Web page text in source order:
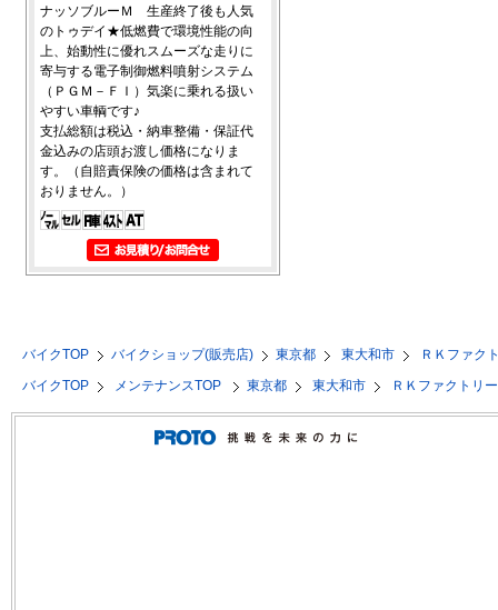
ナッソブルーＭ 生産終了後も人気
のトゥデイ★低燃費で環境性能の向
上、始動性に優れスムーズな走りに
寄与する電子制御燃料噴射システム
（ＰＧＭ－ＦＩ）気楽に乗れる扱い
やすい車輌です♪
支払総額は税込・納車整備・保証代
金込みの店頭お渡し価格になりま
す。（自賠責保険の価格は含まれて
おりません。）
バイクTOP バイクショップ(販売店) 東京都 東大和市
ＲＫファク
バイクTOP
メンテナンスTOP 東京都 東大和市 ＲＫファクトリ